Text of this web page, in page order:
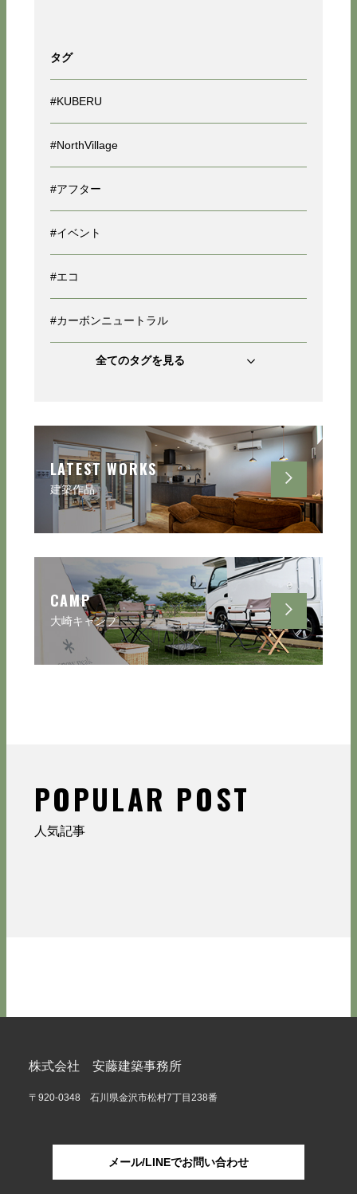
タグ
#KUBERU
#NorthVillage
#アフター
#イベント
#エコ
#カーボンニュートラル
全てのタグを見る
LATEST WORKS
建築作品
CAMP
大崎キャンプ
POPULAR POST
人気記事
株式会社 安藤建築事務所
〒920-0348 石川県金沢市松村7丁目238番
メール/LINEでお問い合わせ